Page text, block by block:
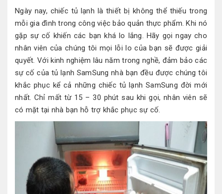
Ngày nay, chiếc tủ lạnh là thiết bị không thể thiếu trong
mỗi gia đình trong công việc bảo quản thực phẩm. Khi nó
gặp sự cố khiến các bạn khá lo lắng. Hãy gọi ngay cho
nhân viên của chúng tôi mọi lỗi lo của bạn sẽ được giải
quyết. Với kinh nghiệm lâu năm trong nghề, đảm bảo các
sự cố của tủ lạnh SamSung nhà bạn đều được chúng tôi
khắc phục kể cả những chiếc tủ lạnh SamSung đời mới
nhất. Chỉ mất từ 15 – 30 phút sau khi gọi, nhân viên sẽ
có mặt tại nhà bạn hỗ trợ khắc phục sự cố.